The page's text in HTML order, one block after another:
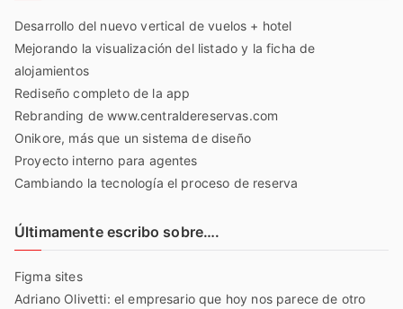
Desarrollo del nuevo vertical de vuelos + hotel
Mejorando la visualización del listado y la ficha de
alojamientos
Rediseño completo de la app
Rebranding de www.centraldereservas.com
Onikore, más que un sistema de diseño
Proyecto interno para agentes
Cambiando la tecnología el proceso de reserva
Últimamente escribo sobre….
Figma sites
Adriano Olivetti: el empresario que hoy nos parece de otro